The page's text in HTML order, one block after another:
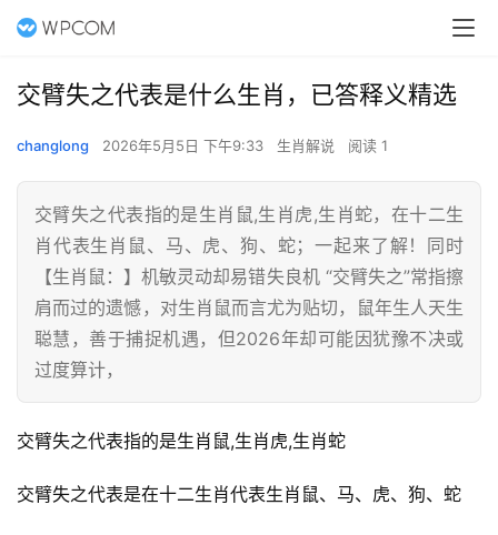
交臂失之代表是什么生肖，已答释义精选
changlong 2026年5月5日 下午9:33 生肖解说 阅读 1
交臂失之代表指的是生肖鼠,生肖虎,生肖蛇，在十二生
肖代表生肖鼠、马、虎、狗、蛇；一起来了解！同时
【生肖鼠：】机敏灵动却易错失良机 “交臂失之”常指擦
肩而过的遗憾，对生肖鼠而言尤为贴切，鼠年生人天生
聪慧，善于捕捉机遇，但2026年却可能因犹豫不决或
过度算计，
交臂失之代表指的是生肖鼠,生肖虎,生肖蛇
交臂失之代表是在十二生肖代表生肖鼠、马、虎、狗、蛇